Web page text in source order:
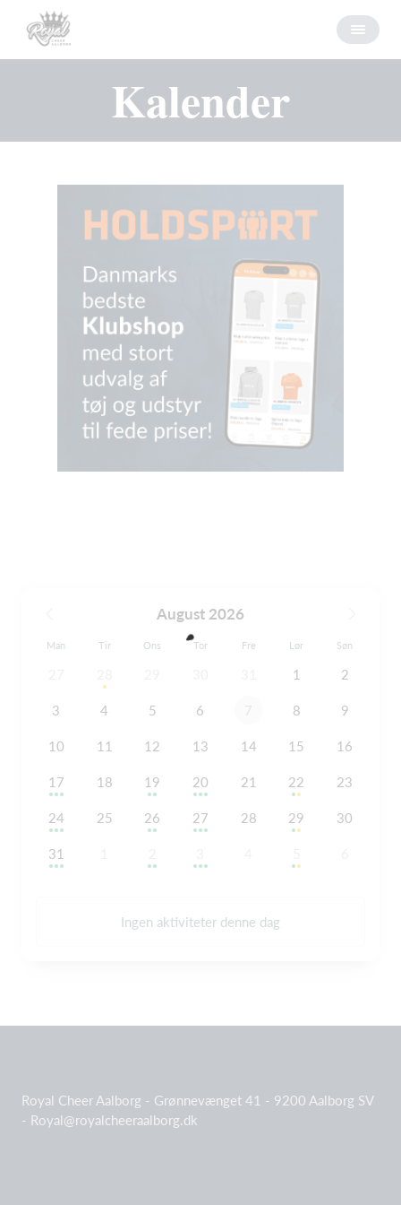
Kalender
August 2026
Man Tir Ons Tor Fre Lør Søn
1 2
3 4 5 6 7 8 9
10 11 12 13 14 15 16
17 18 19 20 21 22 23
24 25 26 27 28 29 30
31
Ingen aktiviteter denne dag
Royal Cheer Aalborg - Grønnevænget 41 - 9200 Aalborg SV
- Royal@royalcheeraalborg.dk